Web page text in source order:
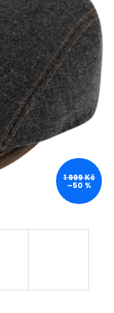
1 999 Kč
–50 %